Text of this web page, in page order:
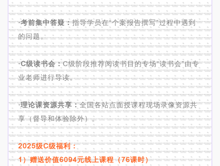
·考前集中答疑：指导学员在“个案报告撰写”过程中遇到
的问题。
·C级读书会：C级阶段推荐阅读书目的专场“读书会”由专
业老师进行导读。
·理论课资源共享：全国各站点面授课程现场录像资源共
享（督导和体验除外）。
2025级C级福利：
1）赠送价值6094元线上课程（76课时）